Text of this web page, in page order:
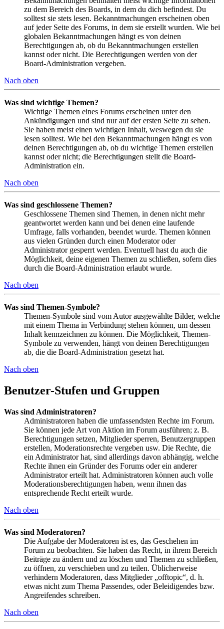
zu dem Bereich des Boards, in dem du dich befindest. Du
solltest sie stets lesen. Bekanntmachungen erscheinen oben
auf jeder Seite des Forums, in dem sie erstellt wurden. Wie bei
globalen Bekanntmachungen hängt es von deinen
Berechtigungen ab, ob du Bekanntmachungen erstellen
kannst oder nicht. Die Berechtigungen werden von der
Board-Administration vergeben.
Nach oben
Was sind wichtige Themen?
Wichtige Themen eines Forums erscheinen unter den
Ankündigungen und sind nur auf der ersten Seite zu sehen.
Sie haben meist einen wichtigen Inhalt, weswegen du sie
lesen solltest. Wie bei den Bekanntmachungen hängt es von
deinen Berechtigungen ab, ob du wichtige Themen erstellen
kannst oder nicht; die Berechtigungen stellt die Board-
Administration ein.
Nach oben
Was sind geschlossene Themen?
Geschlossene Themen sind Themen, in denen nicht mehr
geantwortet werden kann und bei denen eine laufende
Umfrage, falls vorhanden, beendet wurde. Themen können
aus vielen Gründen durch einen Moderator oder
Administrator gesperrt werden. Eventuell hast du auch die
Möglichkeit, deine eigenen Themen zu schließen, sofern dies
durch die Board-Administration erlaubt wurde.
Nach oben
Was sind Themen-Symbole?
Themen-Symbole sind vom Autor ausgewählte Bilder, welche
mit einem Thema in Verbindung stehen können, um dessen
Inhalt kennzeichnen zu können. Die Möglichkeit, Themen-
Symbole zu verwenden, hängt von deinen Berechtigungen
ab, die die Board-Administration gesetzt hat.
Nach oben
Benutzer-Stufen und Gruppen
Was sind Administratoren?
Administratoren haben die umfassendsten Rechte im Forum.
Sie können jede Art von Aktion im Forum ausführen; z. B.
Berechtigungen setzen, Mitglieder sperren, Benutzergruppen
erstellen, Moderationsrechte vergeben usw. Die Rechte, die
ein Administrator hat, sind allerdings davon abhängig, welche
Rechte ihnen ein Gründer des Forums oder ein anderer
Administrator erteilt hat. Administratoren können auch volle
Moderationsberechtigungen haben, wenn ihnen das
entsprechende Recht erteilt wurde.
Nach oben
Was sind Moderatoren?
Die Aufgabe der Moderatoren ist es, das Geschehen im
Forum zu beobachten. Sie haben das Recht, in ihrem Bereich
Beiträge zu ändern und zu löschen und Themen zu schließen,
zu öffnen, zu verschieben und zu teilen. Üblicherweise
verhindern Moderatoren, dass Mitglieder „offtopic“, d. h.
etwas nicht zum Thema Passendes, oder Beleidigendes bzw.
Angreifendes schreiben.
Nach oben